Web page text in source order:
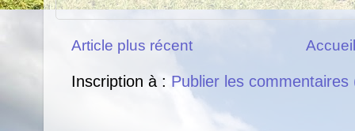
Article plus récent
Inscription à : Publier les commentaires